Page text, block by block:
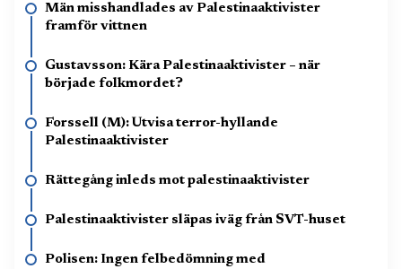
Män misshandlades av Palestinaaktivister
framför vittnen
Gustavsson: Kära Palestinaaktivister – när
började folkmordet?
Forssell (M): Utvisa terror-hyllande
Palestinaaktivister
Rättegång inleds mot palestinaaktivister
Palestinaaktivister släpas iväg från SVT-huset
Polisen: Ingen felbedömning med